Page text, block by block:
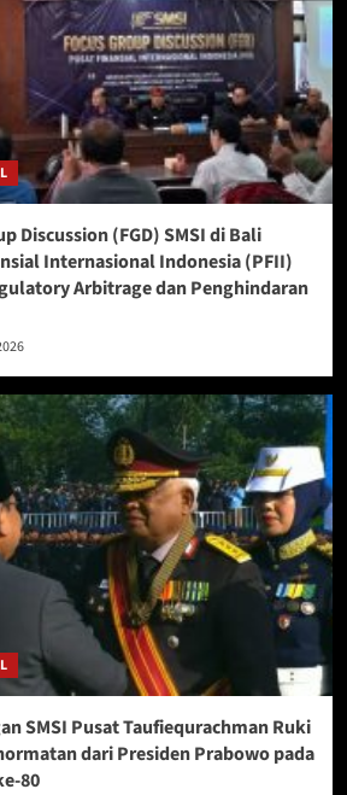
Discussion (FGD) SMSI di Bali
Internasional Indonesia (PFII)
Arbitrage dan Penghindaran
SMSI Pusat Taufiequrachman Ruki
dari Presiden Prabowo pada
80